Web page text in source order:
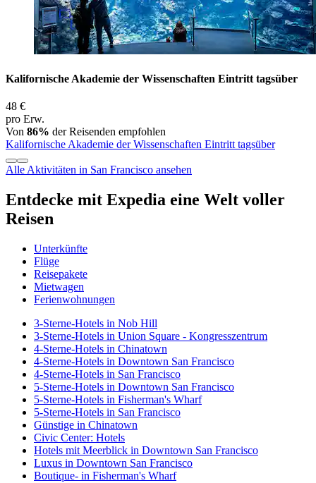
Kalifornische Akademie der Wissenschaften Eintritt tagsüber
48 €
pro Erw.
Von 86% der Reisenden empfohlen
Kalifornische Akademie der Wissenschaften Eintritt tagsüber
Alle Aktivitäten in San Francisco ansehen
Entdecke mit Expedia eine Welt voller
Reisen
Unterkünfte
Flüge
Reisepakete
Mietwagen
Ferienwohnungen
3-Sterne-Hotels in Nob Hill
3-Sterne-Hotels in Union Square - Kongresszentrum
4-Sterne-Hotels in Chinatown
4-Sterne-Hotels in Downtown San Francisco
4-Sterne-Hotels in San Francisco
5-Sterne-Hotels in Downtown San Francisco
5-Sterne-Hotels in Fisherman's Wharf
5-Sterne-Hotels in San Francisco
Günstige in Chinatown
Civic Center: Hotels
Hotels mit Meerblick in Downtown San Francisco
Luxus in Downtown San Francisco
Boutique- in Fisherman's Wharf